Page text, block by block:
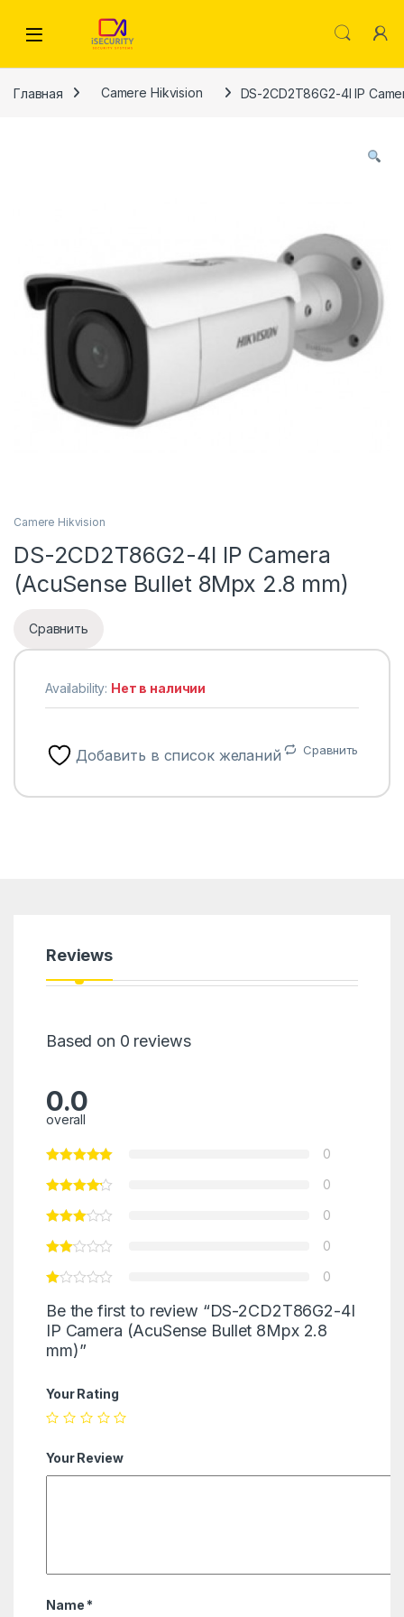
Главная Camere Hikvision DS-2CD2T86G2-4I IP
Camere Hikvision
DS-2CD2T86G2-4I IP Camera
(AcuSense Bullet 8Mpx 2.8 mm)
Сравнить
Availability: Нет в наличии
Добавить в список желаний Сравнить
Reviews
Based on 0 reviews
0.0
overall
0
0
0
0
0
Be the first to review “DS-2CD2T86G2-4I
IP Camera (AcuSense Bullet 8Mpx 2.8
mm)”
Your Rating
Your Review
Name *